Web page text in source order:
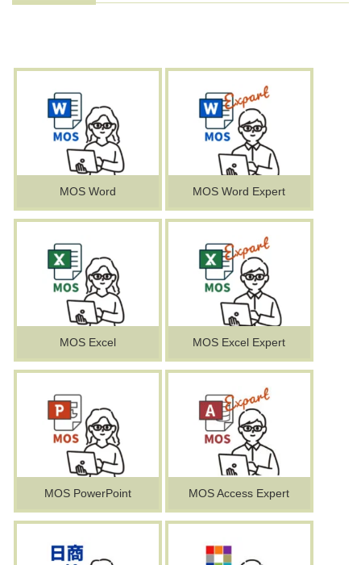
MOS Word MOS Word Expert
MOS Excel MOS Excel Expert
MOS PowerPoint MOS Access Expert